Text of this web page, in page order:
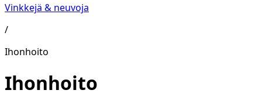
Vinkkejä & neuvoja
/
Ihonhoito
Ihonhoito